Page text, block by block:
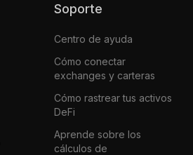
Soporte
Centro de ayuda
Cómo conectar
exchanges y carteras
Cómo rastrear tus activos
DeFi
Aprende sobre los
cálculos de